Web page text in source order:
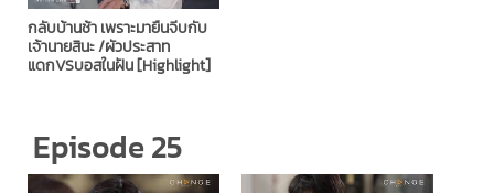
กลับบ้านช้า เพราะมายืนจีบกับ
เจ้านายสินะ /ผัวประสาท
แดกVSบอสในฝัน [Highlight]
Episode 25